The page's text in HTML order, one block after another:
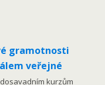
gramotnosti
veřejné
kurzům